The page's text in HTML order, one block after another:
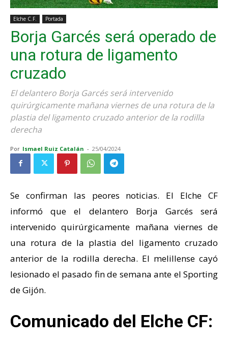
Elche C.F. Portada
Borja Garcés será operado de
una rotura de ligamento
cruzado
El delantero Borja Garcés será intervenido
quirúrgicamente mañana viernes de una rotura de la
plastia del ligamento cruzado anterior de la rodilla
derecha
Por Ismael Ruiz Catalán - 25/04/2024
Se confirman las peores noticias. El Elche CF
informó que el delantero Borja Garcés será
intervenido quirúrgicamente mañana viernes de
una rotura de la plastia del ligamento cruzado
anterior de la rodilla derecha. El melillense cayó
lesionado el pasado fin de semana ante el Sporting
de Gijón.
Comunicado del Elche CF: